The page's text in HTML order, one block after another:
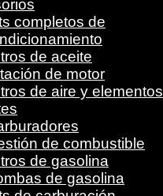
completos de
de aceite
de motor
de aire y elementos
de combustible
de gasolina
de gasolina